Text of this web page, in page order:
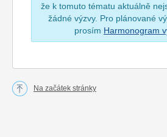
že k tomuto tématu aktuálně
žádné výzvy. Pro plánované
prosím Harmonogram
Na začátek stránky